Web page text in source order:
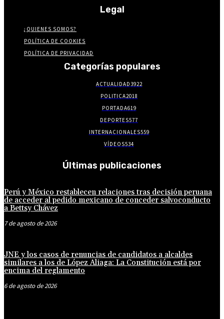
Legal
¿QUIENES SOMOS?
POLÍTICA DE COOKIES
POLÍTICA DE PRIVACIDAD
Categorías populares
ACTUALIDAD3922
POLITICA2018
PORTADA619
DEPORTES577
INTERNACIONALES559
VÍDEOS534
Últimas publicaciones
Perú y México restablecen relaciones tras decisión peruana
de acceder al pedido mexicano de conceder salvoconducto
a Bettsy Chávez
7 de agosto de 2026
JNE y los casos de renuncias de candidatos a alcaldes
similares a los de López Aliaga: La Constitución está por
encima del reglamento
6 de agosto de 2026